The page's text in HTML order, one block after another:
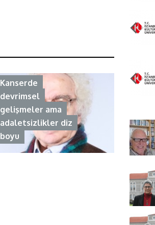
Kanserde
devrimsel
gelişmeler ama
adaletsizlikler diz
boyu